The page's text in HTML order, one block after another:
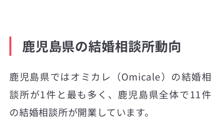
鹿児島県の結婚相談所動向
鹿児島県ではオミカレ（Omicale）の結婚相
談所が1件と最も多く、鹿児島県全体で11件
の結婚相談所が開業しています。